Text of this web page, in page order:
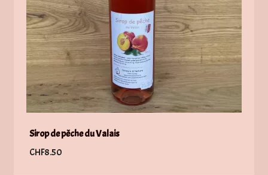
Sirop de pêche du Valais
CHF8.50